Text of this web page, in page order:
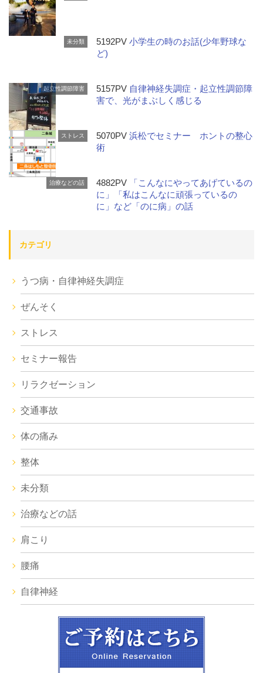
未分類 5192PV小学生の時のお話(少年野球な
ど)
起立性調節障害 5157PV 自律神経失調症・起立性調節障
害で、光がまぶしく感じる
ストレス 5070PV浜松でセミナー ホントの整心
術
治療などの話 4882PV
「こんなにやってあげているの
に」「私はこんなに頑張っているの
に」など「のに病」の話
カテゴリ
うつ病・自律神経失調症
ぜんそく
ストレス
セミナー報告
リラクゼーション
交通事故
体の痛み
整体
未分類
治療などの話
肩こり
腰痛
自律神経